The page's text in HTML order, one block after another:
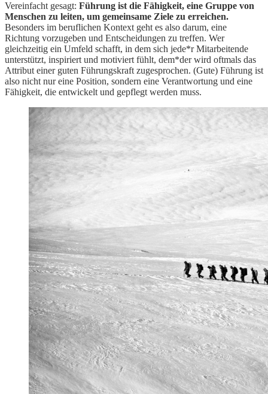
Vereinfacht gesagt: Führung ist die Fähigkeit, eine Gruppe von
Menschen zu leiten, um gemeinsame Ziele zu erreichen.
Besonders im beruflichen Kontext geht es also darum, eine
Richtung vorzugeben und Entscheidungen zu treffen. Wer
gleichzeitig ein Umfeld schafft, in dem sich jede*r Mitarbeitende
unterstützt, inspiriert und motiviert fühlt, dem*der wird oftmals das
Attribut einer guten Führungskraft zugesprochen. (Gute) Führung ist
also nicht nur eine Position, sondern eine Verantwortung und eine
Fähigkeit, die entwickelt und gepflegt werden muss.